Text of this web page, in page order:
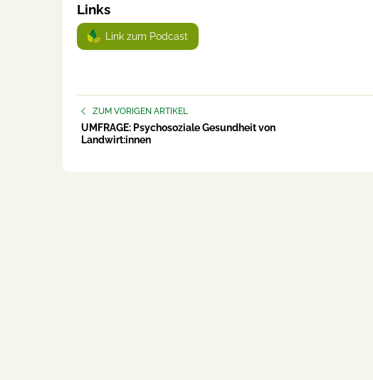
Links
Link zum Podcast
ZUM VORIGEN ARTIKEL
UMFRAGE: Psychosoziale Gesundheit von
Landwirt:innen